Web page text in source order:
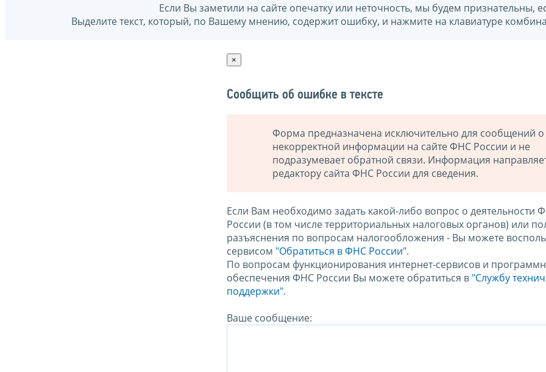
Если Вы заметили на сайте опечатку или неточность, мы будем признательны,
Выделите текст, который, по Вашему мнению, содержит ошибку, и нажмите на клавиатуре
×
Сообщить об ошибке в тексте
Форма предназначена исключительно для сообщений о
некорректной информации на сайте ФНС России и не
подразумевает обратной связи. Информация
редактору сайта ФНС России для сведения.
Если Вам необходимо задать какой-либо вопрос о деятельности
России (в том числе территориальных налоговых органов) или
разъяснения по вопросам налогообложения - Вы можете
сервисом "Обратиться в ФНС России".
По вопросам функционирования интернет-сервисов и
обеспечения ФНС России Вы можете обратиться в "Службу
поддержки".
Ваше сообщение: